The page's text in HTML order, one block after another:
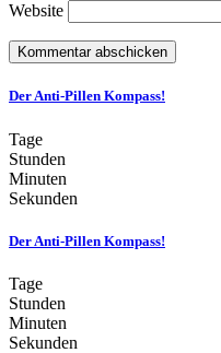
Website
Der Anti-Pillen Kompass!
Tage
Stunden
Minuten
Sekunden
Der Anti-Pillen Kompass!
Tage
Stunden
Minuten
Sekunden